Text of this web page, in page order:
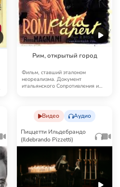
Рим, открытый город
Фильм, ставший эталоном
неореализма. Документ
итальянского Сопротивления и
Видео Аудио
Пиццетти Ильдебрандо
(Ildebrando Pizzetti)